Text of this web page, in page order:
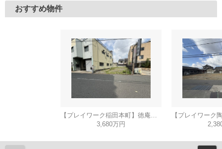
おすすめ物件
3,680万円